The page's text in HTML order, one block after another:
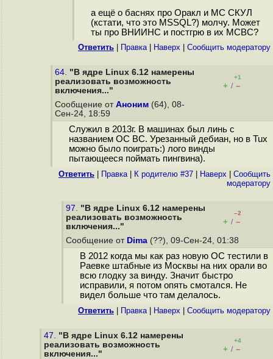
а ещё о баснях про Оракл и МС СКУЛ
(кстати, что это MSSQL?) молчу. Может
ты про ВНИИНС и постгрю в их МСВС?
Ответить Правка| Наверх Cообщить модератору
64. "В ядре Linux 6.12 намерены
реализовать возможность
включения..."
+1
+ / –
Сообщение от Аноним (64), 08-
Сен-24, 18:59
Служил в 2013г. В машинах был линь с
названием ОС ВС. Урезанный дебиан, но в Tux
можно было поиграть:) лого винды
пытающееся поймать пингвина).
Ответить Правка| К родителю #37 Наверх
Cообщить
модератору
97. "В ядре Linux 6.12 намерены
реализовать возможность
включения..."
–2
+ / –
Сообщение от Dima (??), 09-Сен-24, 01:38
В 2012 когда мы как раз новую ОС тестили в
Раевке штабные из Москвы на них орали во
всю глодку за винду. Значит быстро
исправили, я потом опять смотался. Не
видел больше что там делалось.
Ответить Правка| Наверх Cообщить модератору
47. "В ядре Linux 6.12 намерены
реализовать возможность
включения..."
+4
+ / –